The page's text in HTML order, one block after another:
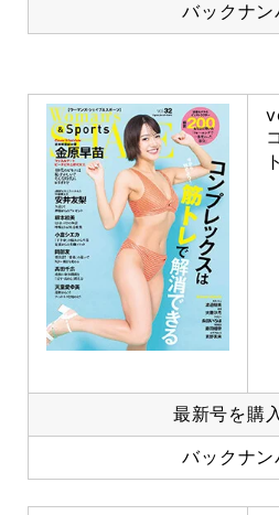
バックナン
最新号を購
バックナン